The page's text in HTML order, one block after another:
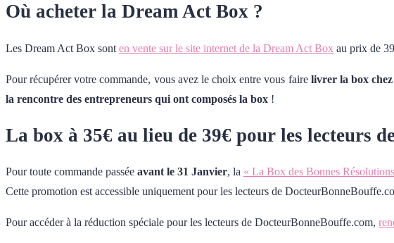
Où acheter la Dream Act Box ?
Les Dream Act Box sont en vente sur le site internet de la Dream Act Box au prix de
Pour récupérer votre commande, vous avez le choix entre vous faire livrer la box chez
la rencontre des entrepreneurs qui ont composés la box !
La box à 35€ au lieu de 39€ pour les lecteurs
Pour toute commande passée avant le 31 Janvier, la « La Box des Bonnes
Cette promotion est accessible uniquement pour les lecteurs de
Pour accéder à la réduction spéciale pour les lecteurs de DocteurBonneBouffe.com,